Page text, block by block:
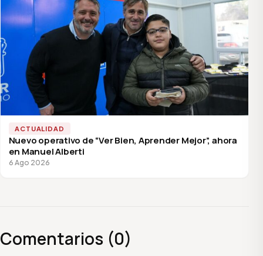
ACTUALIDAD
Nuevo operativo de “Ver Bien, Aprender Mejor”, ahora
en Manuel Alberti
6 Ago 2026
Comentarios (0)